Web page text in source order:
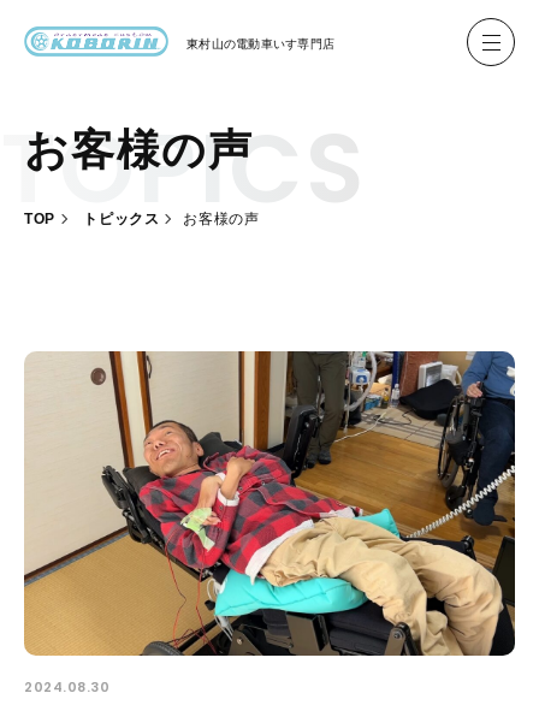
東村山の電動車いす専門店
ハイネル Hineru
ブリッジ BRIDGE TR
会社概要
お問い合わせ
プライバシーポリシー
ALL
ニュース
お客様の声
TOP トピックス お客様の声
2024.08.30